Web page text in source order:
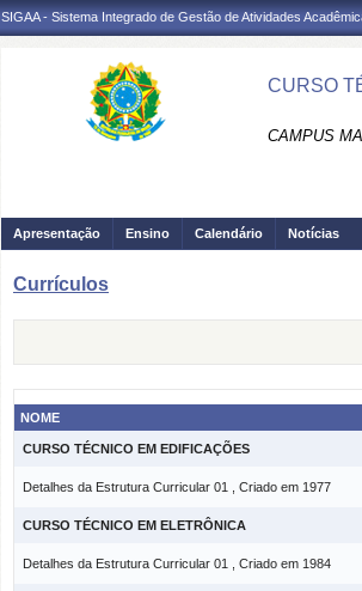
SIGAA - Sistema Integrado de Gestão de Atividades
CURSO
CAMPUS
Apresentação Ensino Calendário Notícias
Currículos
NOME
CURSO TÉCNICO EM EDIFICAÇÕES
Detalhes da Estrutura Curricular 01 , Criado em 1977
CURSO TÉCNICO EM ELETRÔNICA
Detalhes da Estrutura Curricular 01 , Criado em 1984